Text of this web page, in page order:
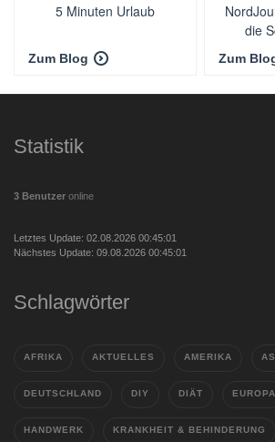
5 Minuten Urlaub
Zum Blog
die
Zum
Statistik
3 Benutzer online
Letztes Update: 02.08.2026 00:45:01
Nächstes Update: 09.08.2026 00:45:01
Schlagwörter
AFRIKA AKTUELLES AMERIKA
DEUTSCHLAND DIY DIÄT EUROPA
HANDWERK KRANKHEIT & BEHINDERUNG